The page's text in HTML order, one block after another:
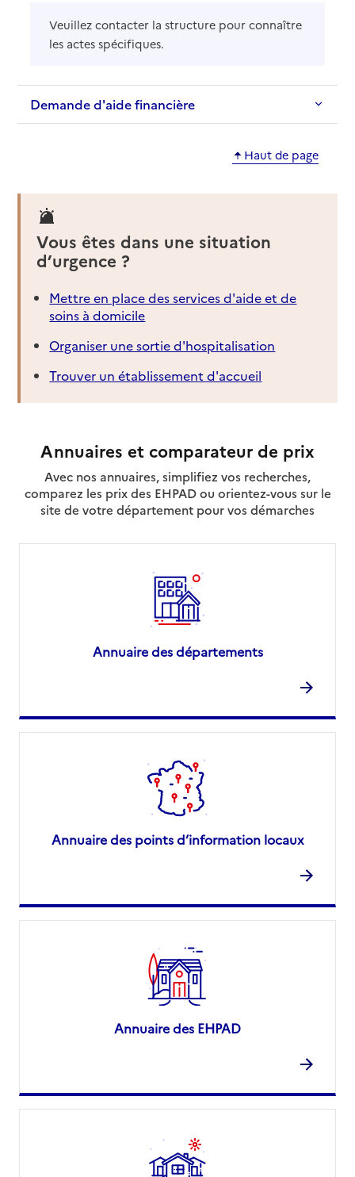
Veuillez contacter la structure pour connaître
les actes spécifiques.
Demande d'aide financière
Haut de page
Vous êtes dans une situation
d’urgence ?
Mettre en place des services d'aide et de
soins à domicile
Organiser une sortie d'hospitalisation
Trouver un établissement d'accueil
Annuaires et comparateur de prix
Avec nos annuaires, simplifiez vos recherches,
comparez les prix des EHPAD ou orientez-vous sur le
site de votre département pour vos démarches
Annuaire des départements
Annuaire des points d’information locaux
Annuaire des EHPAD